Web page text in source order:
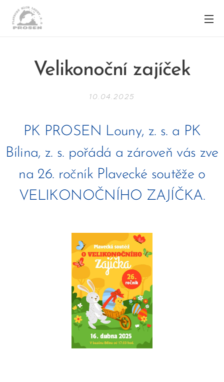
Velikonoční zajíček
10.04.2025
PK PROSEN Louny, z. s. a PK
Bílina, z. s. pořádá a zároveň vás zve
na 26. ročník Plavecké soutěže o
VELIKONOČNÍHO ZAJÍČKA.